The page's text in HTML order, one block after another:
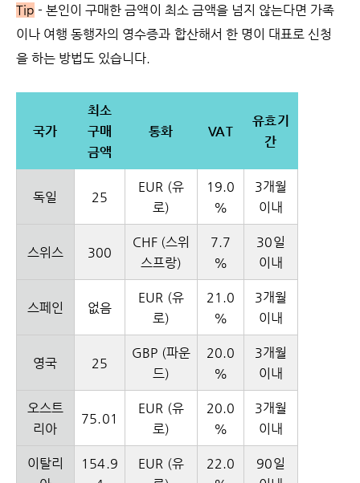
Tip - 본인이 구매한 금액이 최소 금액을 넘지 않는다면 가족
이나 여행 동행자의 영수증과 합산해서 한 명이 대표로 신청
을 하는 방법도 있습니다.
국가
최소
구매
금액
통화 VAT
유효기
간
독일 25
EUR (유
로)
19.0
%
3개월
이내
스위스 300
CHF (스위
스프랑)
7.7
%
30일
이내
스페인 없음
EUR (유
로)
21.0
%
3개월
이내
영국 25
GBP (파운
드)
20.0
%
3개월
이내
오스트
리아
75.01
EUR (유
로)
20.0
%
3개월
이내
이탈리
154.9
EUR (유
22.0
90일